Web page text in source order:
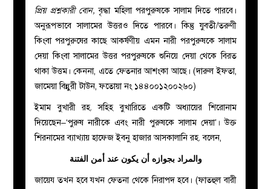
মজলিস
প্রশ্ন
করুন
প্রিয় প্রশ্নকারী বোন, বৃদ্ধা মহিলা পরপুরুষকে সালাম দিতে পারবে।
অনুরূপভাবে সালামের উত্তরও দিতে পারবে। কিন্তু যুবতী/তরুণী
কিংবা পরপুরুষের কাছে আকর্ষণীয় এমন নারী পরপুরুষকে সালাম
দেয়া কিংবা সালামের উত্তর পরপুরুষকে শুনিয়ে দেয়া থেকে বিরত
থাকা উত্তম। কেননা, এতে ফেতনার আশংকা আছে। (দারুল ইফতা,
জামেয়া বিন্নুরী টাউন, ফতোয়া নং ১৪৪০০১২০০২৬০)
ইমাম বুখারী রহ. সহিহ বুখারিতে একটি অধ্যায়ের শিরোনাম
দিয়েছেন–‘পুরুষ নারীকে এবং নারী পুরুষকে সালাম দেয়া’। উক্ত
শিরনামের ব্যাখ্যায় হাফেজ ইবনু হাজার আসকালানি রহ. বলেন,
والمراد بجوازه أن يكون عند أمن الفتنة
জায়েয তখন হবে যখন ফেতনা থেকে নিরাপদ হবে। (ফাতহুল বারী